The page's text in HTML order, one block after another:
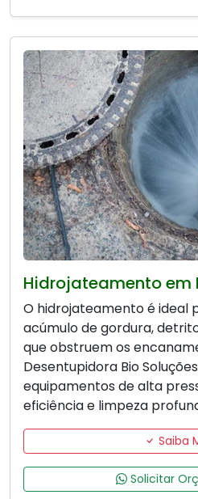
Hidrojateamento em
O hidrojateamento é ideal
acúmulo de gordura,
que obstruem os
Desentupidora Bio
equipamentos de alta
eficiência e limpeza
Saiba
Solicitar